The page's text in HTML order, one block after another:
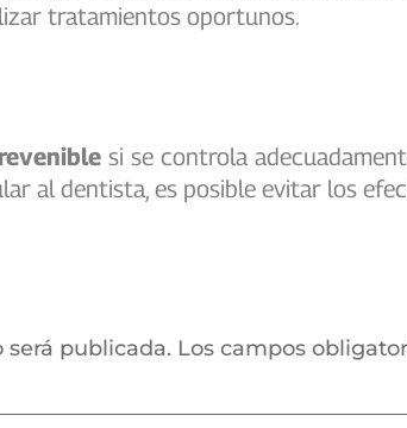
tratamientos oportunos.
si se controla
al dentista, es posible evitar los
publicada. Los campos